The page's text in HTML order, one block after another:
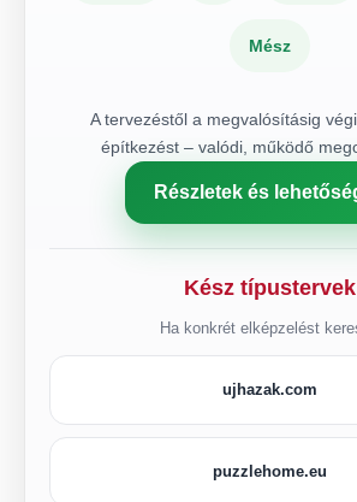
Mész
A tervezéstől a megvalósításig
építkezést – valódi, működő
Részletek és
Kész típustervek
Ha konkrét elképzelést
ujhazak.com
puzzlehome.eu